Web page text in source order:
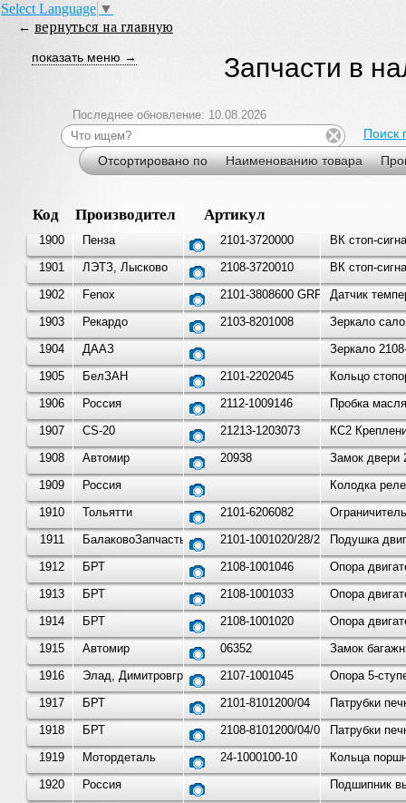
Select Language ▼
показать меню →
← вернуться на главную
Запчасти в
Последнее обновление: 10.08.2026
Отсортировано по Наименованию товара
Поиск
Код Производитель Артикул
1900 Пенза 2101-3720000
ВК стоп-
1901
ЛЭТЗ, Лысково 2108-3720010
ВК стоп-
1902
Fenox 2101-3808600 GRP12026
Датчик
1903
Рекардо 2103-8201008
Зеркало
1904
ДААЗ
Зеркало
1905
БелЗАН 2101-2202045
Кольцо
1906
Россия 2112-1009146
Пробка
1907
CS-20 21213-1203073
КС2
1908
Автомир 20938
Замок двери
1909
Россия
Колодка
1910
Тольятти 2101-6206082
1911
БалаковоЗапчасть 2101-1001020/28/29...Подушка
1912
БРТ 2108-1001046
Опора
1913
БРТ 2108-1001033
Опора
1914
БРТ 2108-1001020
Опора
1915
Автомир 06352
Замок
1916
Элад, Димитровград 2107-1001045
Опора 5-
1917
БРТ 2101-8101200/04
Патрубки
1918
БРТ 2108-8101200/04/06/08Патрубки
1919
Мотордеталь 24-1000100-10
Кольца
1920
Россия
Подшипник